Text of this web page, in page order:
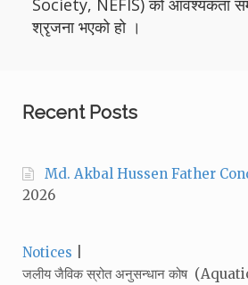
Society, NEFIS) को आवश्यकता
श्रृजना भएको हो ।
Recent Posts
Md. Akbal Hussen Father
2026
Categories:
Notices
जलीय जैविक स्रोत अनुसन्धान कोष